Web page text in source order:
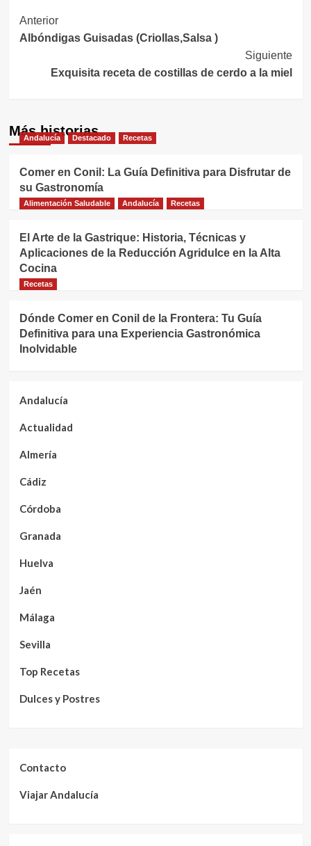
Navegación
de
entradas
Anterior
Albóndigas Guisadas (Criollas,Salsa )
Siguiente
Exquisita receta de costillas de cerdo a la miel
Más historias
Andalucía Destacado Recetas
Comer en Conil: La Guía Definitiva para Disfrutar de
su Gastronomía
Alimentación Saludable Andalucía Recetas
El Arte de la Gastrique: Historia, Técnicas y
Aplicaciones de la Reducción Agridulce en la Alta
Cocina
Recetas
Dónde Comer en Conil de la Frontera: Tu Guía
Definitiva para una Experiencia Gastronómica
Inolvidable
Andalucía
Actualidad
Almería
Cádiz
Córdoba
Granada
Huelva
Jaén
Málaga
Sevilla
Top Recetas
Dulces y Postres
Contacto
Viajar Andalucía